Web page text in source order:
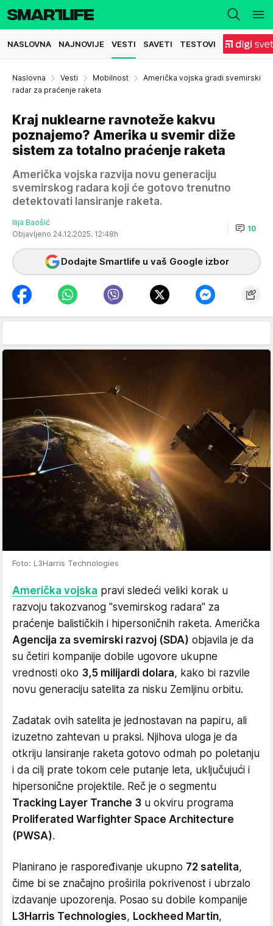
NASLOVNA NAJNOVIJE VESTI SAVETI TESTOVI
Naslovna Vesti Mobilnost
Američka vojska gradi svemirski
radar za praćenje raketa
Kraj nuklearne ravnoteže kakvu
poznajemo? Amerika u svemir diže
sistem za totalno praćenje raketa
Američka vojska razvija novu generaciju
svemirskog radara koji će gotovo trenutno
detektovati lansiranje raketa.
Ilija Baošić
Objavljeno 24.12.2025. 12:48h
10
Dodajte Smartlife u vaš Google izbor
Foto: L3Harris Technologies
Američka vojska pravi sledeći veliki korak u
razvoju takozvanog "svemirskog radara" za
praćenje balističkih i hipersoničnih raketa. Američka
Agencija za svemirski razvoj (SDA) objavila je da
su četiri kompanije dobile ugovore ukupne
vrednosti oko 3,5 milijardi dolara, kako bi razvile
novu generaciju satelita za nisku Zemljinu orbitu.
Zadatak ovih satelita je jednostavan na papiru, ali
izuzetno zahtevan u praksi. Njihova uloga je da
otkriju lansiranje raketa gotovo odmah po poletanju
i da cilj prate tokom cele putanje leta, uključujući i
hipersonične projektile. Reč je o segmentu
Tracking Layer Tranche 3 u okviru programa
Proliferated Warfighter Space Architecture
(PWSA).
Planirano je raspoređivanje ukupno 72 satelita,
čime bi se značajno proširila pokrivenost i ubrzalo
izdavanje upozorenja. Posao su dobile kompanije
L3Harris Technologies, Lockheed Martin,